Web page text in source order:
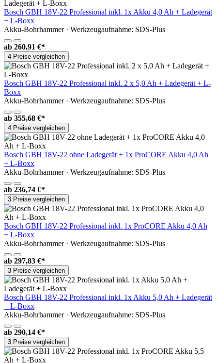
Bosch GBH 18V-22 Professional inkl. 1x Akku 4,0 Ah + Ladegerät
+ L-Boxx
Akku-Bohrhammer · Werkzeugaufnahme: SDS-Plus
ab 260,91 €*
4 Preise vergleichen
Bosch GBH 18V-22 Professional inkl. 2 x 5,0 Ah + Ladegerät + L-
Boxx
Akku-Bohrhammer · Werkzeugaufnahme: SDS-Plus
ab 355,68 €*
4 Preise vergleichen
Bosch GBH 18V-22 ohne Ladegerät + 1x ProCORE Akku 4,0 Ah
+ L-Boxx
Akku-Bohrhammer · Werkzeugaufnahme: SDS-Plus
ab 236,74 €*
3 Preise vergleichen
Bosch GBH 18V-22 Professional inkl. 1x ProCORE Akku 4,0 Ah
+ L-Boxx
Akku-Bohrhammer · Werkzeugaufnahme: SDS-Plus
ab 297,83 €*
3 Preise vergleichen
Bosch GBH 18V-22 Professional inkl. 1x Akku 5,0 Ah + Ladegerät
+ L-Boxx
Akku-Bohrhammer · Werkzeugaufnahme: SDS-Plus
ab 290,14 €*
3 Preise vergleichen